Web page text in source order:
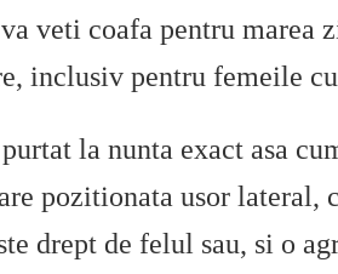
veti coafa pentru marea
inclusiv pentru femeile
la nunta exact asa
pozitionata usor lateral,
drept de felul sau, si o